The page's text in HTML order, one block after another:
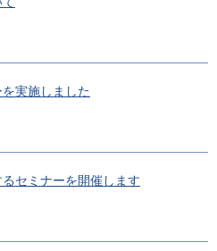
実施しました
セミナーを開催します